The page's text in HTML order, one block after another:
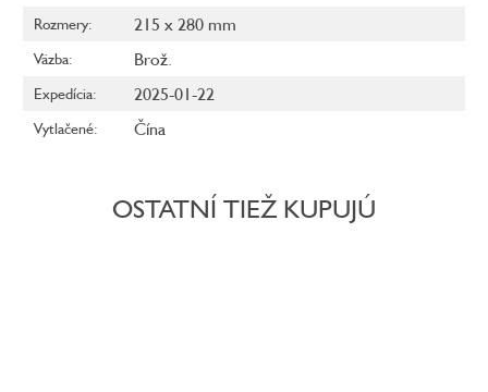
Rozmery: 215 x 280 mm
Väzba: Brož.
Expedícia: 2025-01-22
Vytlačené: Čína
OSTATNÍ TIEŽ KUPUJÚ